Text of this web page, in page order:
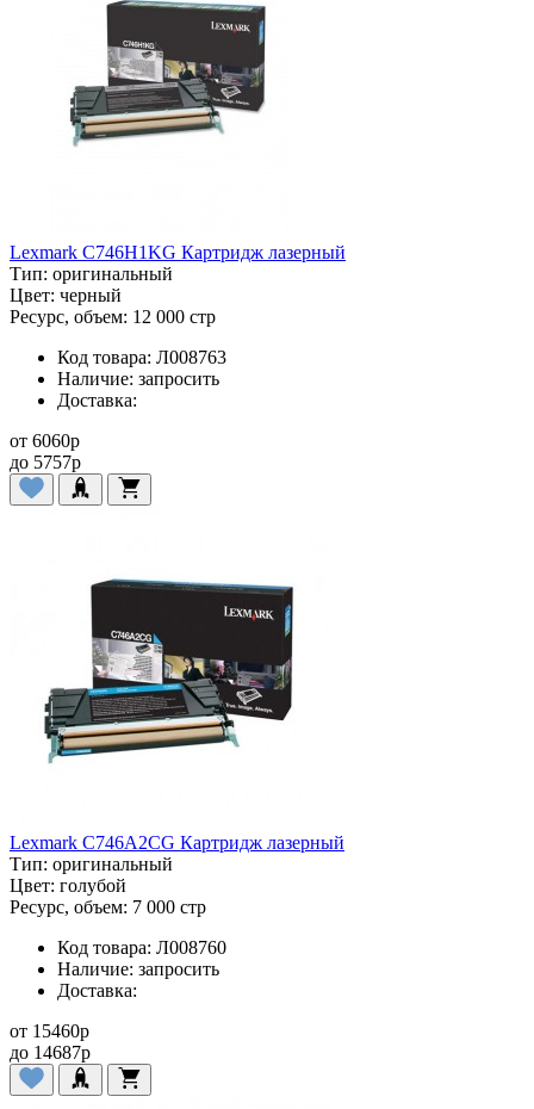
Lexmark C746H1KG Картридж лазерный
Тип: оригинальный
Цвет: черный
Ресурс, объем: 12 000 стр
Код товара: Л008763
Наличие: запросить
Доставка:
от 6060p
до 5757p
Lexmark C746A2CG Картридж лазерный
Тип: оригинальный
Цвет: голубой
Ресурс, объем: 7 000 стр
Код товара: Л008760
Наличие: запросить
Доставка:
от 15460p
до 14687p